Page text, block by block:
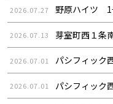
2026.07.27 野原ハイツ 1
2026.07.13 芽室町西１条
2026.07.01 パシフィック
2026.07.01 パシフィック